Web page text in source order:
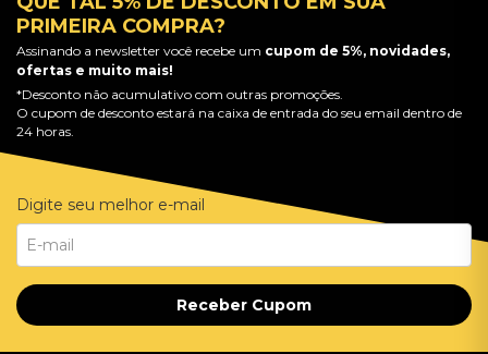
PRIMEIRA COMPRA?
Assinando a newsletter você recebe um cupom de 5%, novidades,
ofertas e muito mais!
*Desconto não acumulativo com outras promoções.
O cupom de desconto estará na caixa de entrada do seu email dentro de
24 horas.
Digite seu melhor e-mail
Receber Cupom